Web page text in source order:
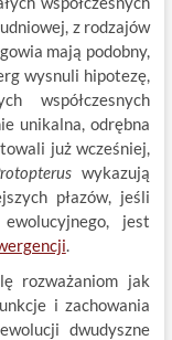
z rodzajów
mają podobny,
wysnuli hipotezę,
współczesnych
unikalna, odrębna
już wcześniej,
wykazują
płazów, jeśli
jest
.
rozważaniom jak
i zachowania
dwudyszne